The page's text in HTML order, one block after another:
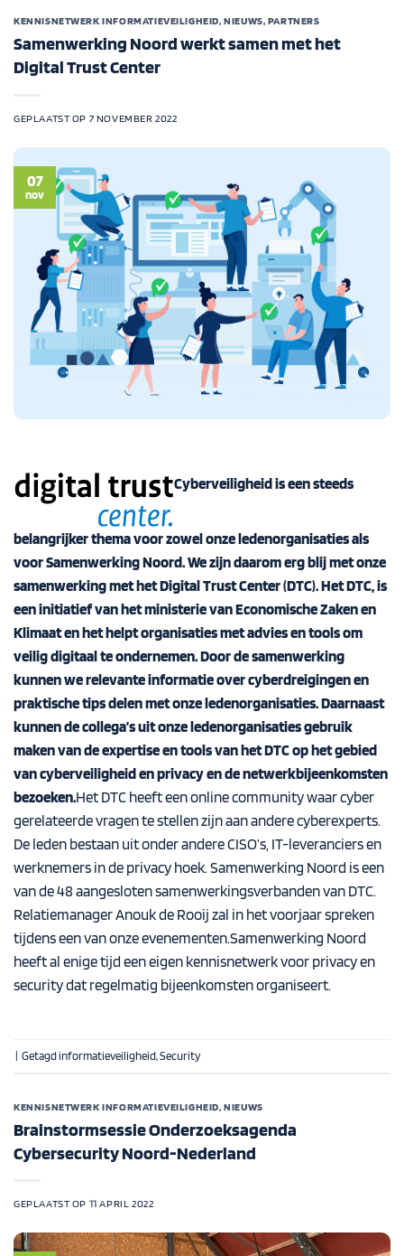
KENNISNETWERK INFORMATIEVEILIGHEID,NIEUWS, PARTNERS
Samenwerking Noord werkt samen met het
Digital Trust Center
GEPLAATST OP 7 NOVEMBER 2022
07
nov
Cyberveiligheid is een steeds
belangrijker thema voor zowel onze ledenorganisaties als
voor Samenwerking Noord. We zijn daarom erg blij met onze
samenwerking met hetDigital Trust Center(DTC). Het DTC, is
een initiatief van het ministerie van Economische Zaken en
Klimaat en het helpt organisaties met advies en tools om
veilig digitaal te ondernemen. Door de samenwerking
kunnen we relevante informatie over cyberdreigingen en
praktische tips delen met onze ledenorganisaties. Daarnaast
kunnen de collega’s uit onze ledenorganisaties gebruik
maken van de expertise en tools van het DTC op het gebied
van cyberveiligheid en privacy en de netwerkbijeenkomsten
bezoeken.Het DTC heeft een online community waar cyber
gerelateerde vragen te stellen zijn aan andere cyberexperts.
De leden bestaan uit onder andere CISO’s, IT-leveranciers en
werknemers in de privacy hoek. Samenwerking Noord is een
van de 48 aangeslotensamenwerkingsverbandenvan DTC.
Relatiemanager Anouk de Rooij zal in het voorjaar spreken
tijdens een van onze evenementen.Samenwerking Noord
heeft al enige tijd een eigen kennisnetwerkvoor privacy en
security dat regelmatig bijeenkomsten organiseert.
| Getagdinformatieveiligheid,Security
KENNISNETWERK INFORMATIEVEILIGHEID,NIEUWS
Brainstormsessie Onderzoeksagenda
Cybersecurity Noord-Nederland
GEPLAATST OP 11 APRIL 2022